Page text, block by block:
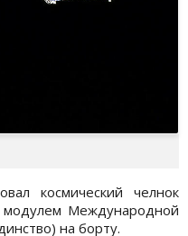
космический челнок
модулем Международной
на борту.